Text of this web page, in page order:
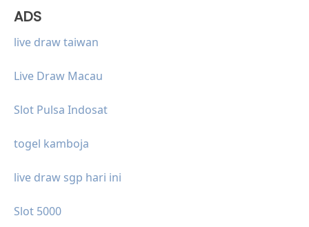
ADS
live draw taiwan
Live Draw Macau
Slot Pulsa Indosat
togel kamboja
live draw sgp hari ini
Slot 5000